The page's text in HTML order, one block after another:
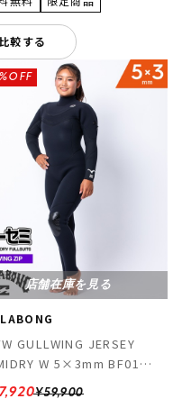
較する
店舗在庫を見る
GULLWING JERSEY
W 5×3mm BF018-
¥59,900